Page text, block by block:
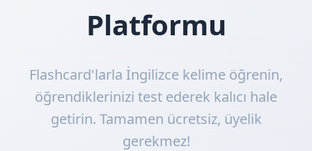
Platformu
Flashcard'larla İngilizce kelime öğrenin,
öğrendiklerinizi test ederek kalıcı hale
getirin. Tamamen ücretsiz, üyelik
gerekmez!